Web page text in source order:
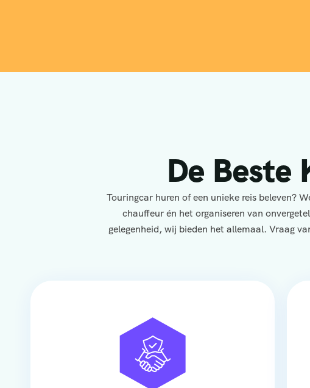
De Beste
Touringcar huren of een unieke reis beleven?
chauffeur én het organiseren van
gelegenheid, wij bieden het allemaal. Vraag